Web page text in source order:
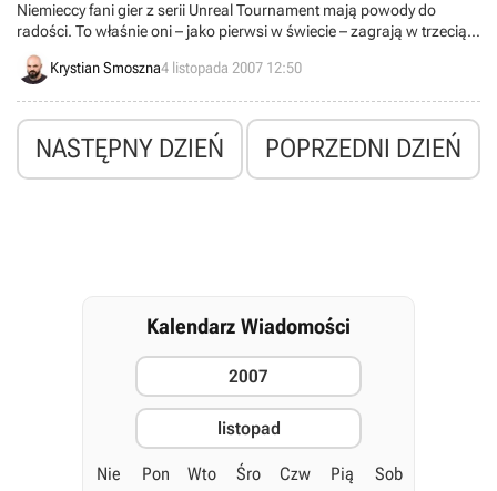
Niemieccy fani gier z serii Unreal Tournament mają powody do
radości. To właśnie oni – jako pierwsi w świecie – zagrają w trzecią
odsłonę wspomnianego cyklu strzelanin – informuje serwis
Gamestar. Przyspieszając premierę programu u naszych
pragnie podziękować tamtejszym graczom za ich duży wkład w
sukces marki.
Krystian Smoszna4 listopada 2007 12:50
NASTĘPNY DZIEŃ POPRZEDNI DZIEŃ
Kalendarz Wiadomości
2007
listopad
Nie Pon Wto Śro Czw Pią Sob